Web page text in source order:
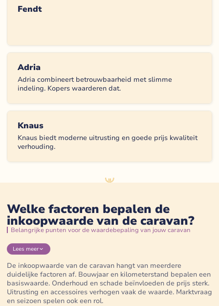
Fendt
Adria
Adria combineert betrouwbaarheid met slimme
indeling. Kopers waarderen dat.
Knaus
Knaus biedt moderne uitrusting en goede prijs kwaliteit
verhouding.
Welke factoren bepalen de
inkoopwaarde van de caravan?
Belangrijke punten voor de waardebepaling van jouw caravan
Lees meer
De inkoopwaarde van de caravan hangt van meerdere
duidelijke factoren af. Bouwjaar en kilometerstand bepalen een
basiswaarde. Onderhoud en schade beïnvloeden de prijs sterk.
Uitrusting en accessoires verhogen vaak de waarde. Marktvraag
en seizoen spelen ook een rol.